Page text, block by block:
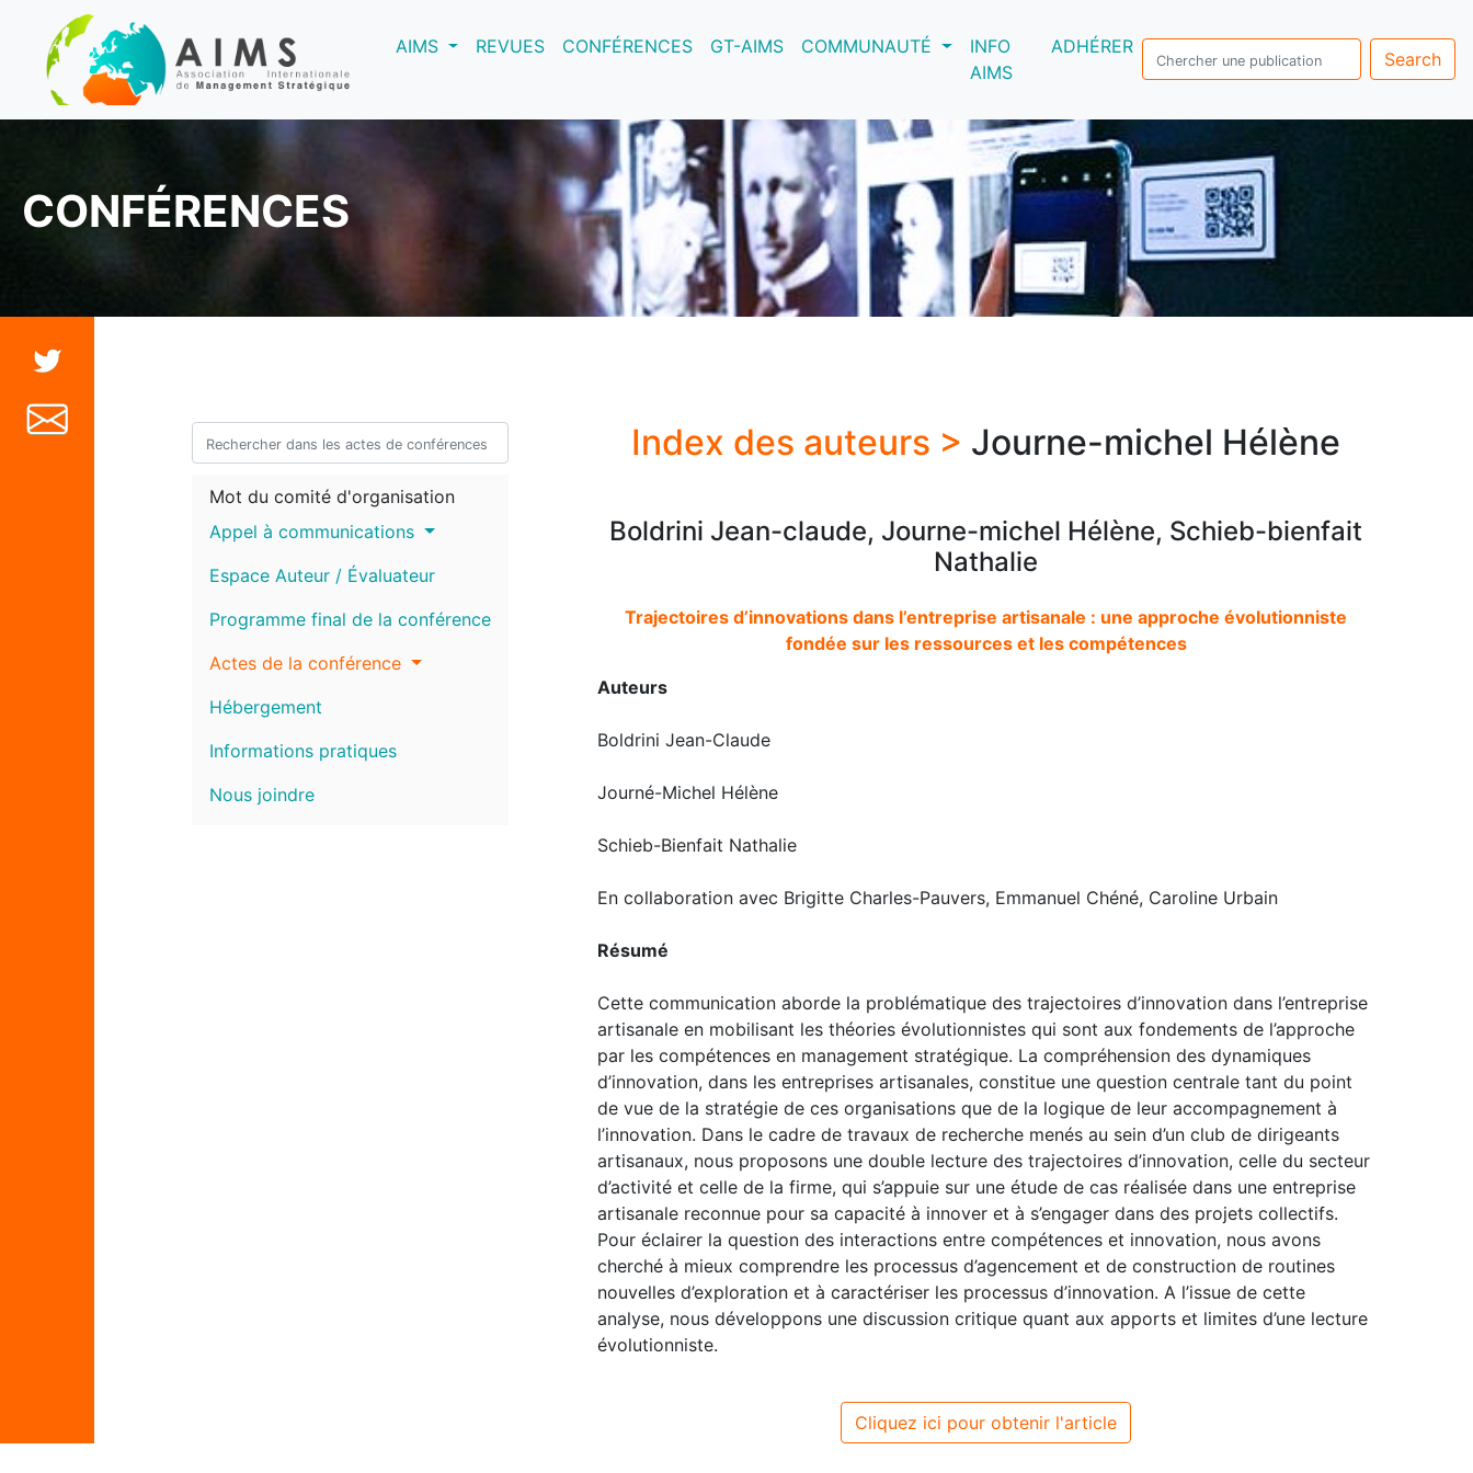
AIMS(current)REVUES CONFÉRENCES GT-AIMS COMMUNAUTÉ
INFO
AIMS
ADHÉRER
Search
CONFÉRENCES
Mot du comité d'organisation
Appel à communications
Espace Auteur / Évaluateur
Programme final de la conférence
Actes de la conférence
Hébergement
Informations pratiques
Nous joindre
Index des auteurs > Journe-michel Hélène
Boldrini Jean-claude, Journe-michel Hélène, Schieb-bienfait
Nathalie
Trajectoires d’innovations dans l’entreprise artisanale : une approche évolutionniste
fondée sur les ressources et les compétences
Auteurs
Boldrini Jean-Claude
Journé-Michel Hélène
Schieb-Bienfait Nathalie
En collaboration avec Brigitte Charles-Pauvers, Emmanuel Chéné, Caroline Urbain
Résumé
Cette communication aborde la problématique des trajectoires d’innovation dans l’entreprise
artisanale en mobilisant les théories évolutionnistes qui sont aux fondements de l’approche
par les compétences en management stratégique. La compréhension des dynamiques
d’innovation, dans les entreprises artisanales, constitue une question centrale tant du point
de vue de la stratégie de ces organisations que de la logique de leur accompagnement à
l’innovation. Dans le cadre de travaux de recherche menés au sein d’un club de dirigeants
artisanaux, nous proposons une double lecture des trajectoires d’innovation, celle du secteur
d’activité et celle de la firme, qui s’appuie sur une étude de cas réalisée dans une entreprise
artisanale reconnue pour sa capacité à innover et à s’engager dans des projets collectifs.
Pour éclairer la question des interactions entre compétences et innovation, nous avons
cherché à mieux comprendre les processus d’agencement et de construction de routines
nouvelles d’exploration et à caractériser les processus d’innovation. A l’issue de cette
analyse, nous développons une discussion critique quant aux apports et limites d’une lecture
évolutionniste.
Cliquez ici pour obtenir l'article